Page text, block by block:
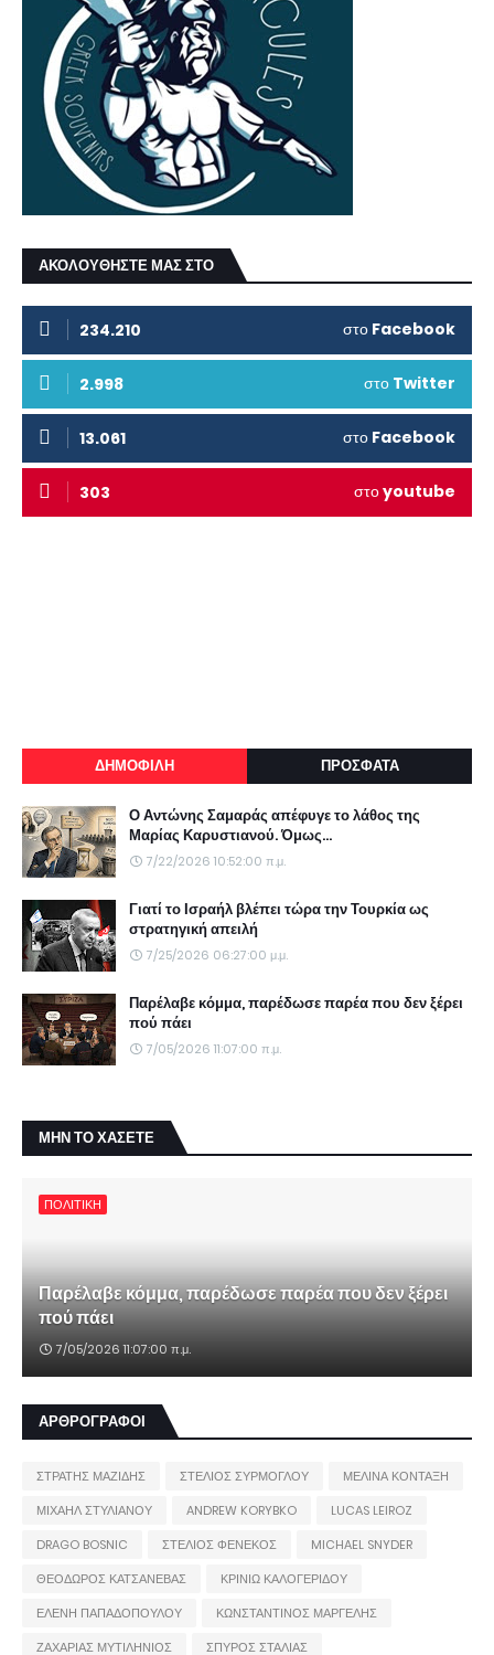
ΑΚΟΛΟΥΘΗΣΤΕ ΜΑΣ ΣΤΟ
234.210 στο Facebook
2.998 στο Twitter
13.061 στο Facebook
303 στοyoutube
ΔΗΜΟΦΙΛΗ ΠΡΟΣΦΑΤΑ
Ο Αντώνης Σαμαράς απέφυγε το λάθος της
Μαρίας Καρυστιανού. Όμως...
7/22/2026 10:52:00 π.μ.
Γιατί το Ισραήλ βλέπει τώρα την Τουρκία ως
στρατηγική απειλή
7/25/2026 06:27:00 μ.μ.
Παρέλαβε κόμμα, παρέδωσε παρέα που δεν ξέρει
πού πάει
7/05/2026 11:07:00 π.μ.
ΜΗΝ ΤΟ ΧΑΣΕΤΕ
ΠΟΛΙΤΙΚΗ
Παρέλαβε κόμμα, παρέδωσε παρέα που δεν ξέρει
πού πάει
7/05/2026 11:07:00 π.μ.
ΑΡΘΡΟΓΡΑΦΟΙ
ΣΤΡΑΤΗΣ ΜΑΖΙΔΗΣ ΣΤΕΛΙΟΣ ΣΥΡΜΟΓΛΟΥ
ΜΕΛΙΝΑ ΚΟΝΤΑΞΗ
ΜΙΧΑΗΛ ΣΤΥΛΙΑΝΟΥ
ANDREW KORYBKO
LUCAS LEIROZ
DRAGO BOSNIC
ΣΤΕΛΙΟΣ ΦΕΝΕΚΟΣ
MICHAEL SNYDER
ΘΕΟΔΩΡΟΣ ΚΑΤΣΑΝΕΒΑΣ
ΚΡΙΝΙΩ ΚΑΛΟΓΕΡΙΔΟΥ
ΕΛΕΝΗ ΠΑΠΑΔΟΠΟΥΛΟΥ
ΚΩΝΣΤΑΝΤΙΝΟΣ ΜΑΡΓΕΛΗΣ
ΖΑΧΑΡΙΑΣ ΜΥΤΙΛΗΝΙΟΣ
ΣΠΥΡΟΣ ΣΤΑΛΙΑΣ